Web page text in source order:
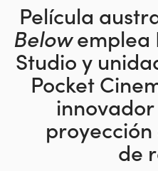
Novedades
Archivo
Imágenes
Argentina
Australia
Austria
Brazil
Canada
Película
Belowemplea
Studioy
Pocket
de